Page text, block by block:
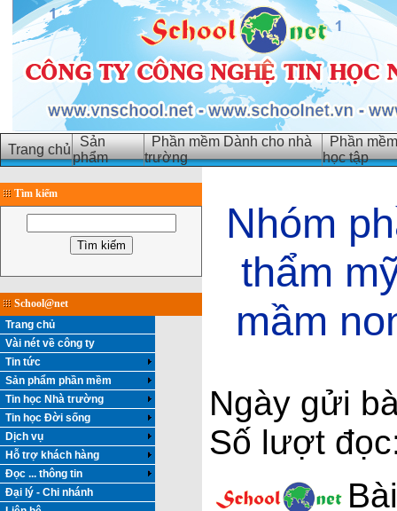
Trang chủ
Sản
phẩm
Phần mềm Dành cho nhà
trường
Phần
học tập
Tìm kiếm
School@net
Trang chủ
Vài nét về công ty
Tin tức
Sản phẩm phần mềm
Tin học Nhà trường
Tin học Đời sống
Dịch vụ
Hỗ trợ khách hàng
Đọc ... thông tin
Đại lý - Chi nhánh
Nhóm
thẩm
mầm
Ngày gửi
Số lượt